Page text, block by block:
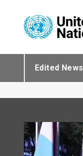
Edited News